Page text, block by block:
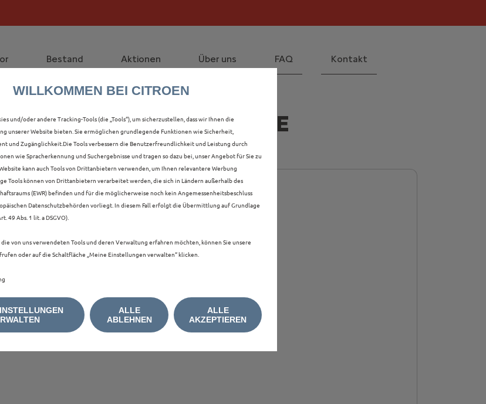
Bestand Aktionen Über uns FAQ Kontakt
X NEUWAGEN IN CELLE
WILLKOMMEN BEI CITROEN
und/oder andere Tracking-Tools (die „Tools“), um sicherzustellen, dass wir Ihnen die
unserer Website bieten. Sie ermöglichen grundlegende Funktionen wie Sicherheit,
und Zugänglichkeit.Die Tools verbessern die Benutzerfreundlichkeit und Leistung durch
wie Spracherkennung und Suchergebnisse und tragen so dazu bei, unser Angebot für Sie zu
kann auch Tools von Drittanbietern verwenden, um Ihnen relevantere Werbung
Tools können von Drittanbietern verarbeitet werden, die sich in Ländern außerhalb des
(EWR) befinden und für die möglicherweise noch kein Angemessenheitsbeschluss
Datenschutzbehörden vorliegt. In diesem Fall erfolgt die Übermittlung auf Grundlage
49 Abs. 1 lit. a DSGVO).
von uns verwendeten Tools und deren Verwaltung erfahren möchten, können Sie unsere
oder auf die Schaltfläche „Meine Einstellungen verwalten“ klicken.
ALLE
AKZEPTIEREN
ALLE
ABLEHNEN